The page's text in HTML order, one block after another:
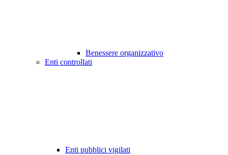
Benessere organizzativo
Enti controllati
Enti pubblici vigilati